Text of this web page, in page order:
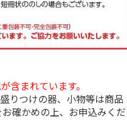
含まれています。
りつけの器、小物等は商品
確かめの上、お申込みくだ